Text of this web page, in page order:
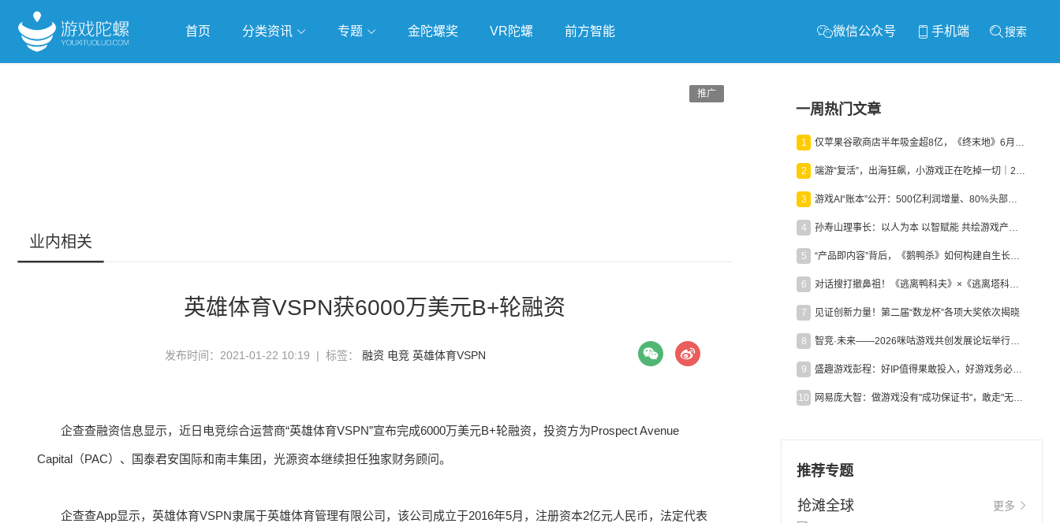
首页 分类资讯 专题 金陀螺奖 VR陀螺 前方智能 微信公众号 手机端 搜索
推广
业内相关
英雄体育VSPN获6000万美元B+轮融资
发布时间：2021-01-22 10:19 | 标签： 融资 电竞 英雄体育VSPN
企查查融资信息显示，近日电竞综合运营商“英雄体育VSPN”宣布完成6000万美元B+轮融资，投资方为Prospect Avenue
Capital（PAC）、国泰君安国际和南丰集团，光源资本继续担任独家财务顾问。
企查查App显示，英雄体育VSPN隶属于英雄体育管理有限公司，该公司成立于2016年5月，注册资本2亿元人民币，法定代表
一周热门文章
1 仅苹果谷歌商店半年吸金超8亿，《终末地》6月份收入显著回暖
2 端游“复活”，出海狂飙，小游戏正在吃掉一切｜2026上半年产业报告
3 游戏AI“账本”公开：500亿利润增量、80%头部入局，谁在闷声发财？
4 孙寿山理事长：以人为本 以智赋能 共绘游戏产业高质量发展新图景
5 “产品即内容”背后，《鹅鸭杀》如何构建自生长生态？
6 对话搜打撤鼻祖！《逃离鸭科夫》×《逃离塔科夫》官方线下沙龙落幕
7 见证创新力量！第二届“数龙杯”各项大奖依次揭晓
8 智竞·未来——2026咪咕游戏共创发展论坛举行：聚力精品内容、AI创作与电竞生态，共建高品质益智健康游戏社区
9 盛趣游戏彭程：好IP值得果敢投入，好游戏务必长效经营
10 网易庞大智：做游戏没有"成功保证书"，敢走"无人区"才是真原创
推荐专题
抢滩全球 更多